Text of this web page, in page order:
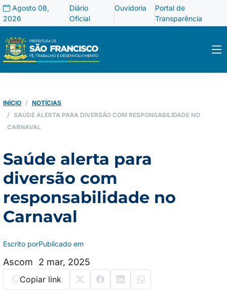
Agosto 08,
2026
Diário
Oficial
Ouvidoria
Portal de
Transparência
INÍCIO
NOTÍCIAS
SAÚDE ALERTA PARA DIVERSÃO COM RESPONSABILIDADE NO
CARNAVAL
Saúde alerta para
diversão com
responsabilidade no
Carnaval
Escrito por
Ascom
Publicado em
2 mar, 2025
Copiar link